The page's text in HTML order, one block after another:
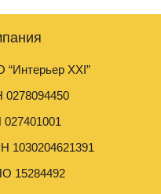
XXI”
1030204621391
15284492